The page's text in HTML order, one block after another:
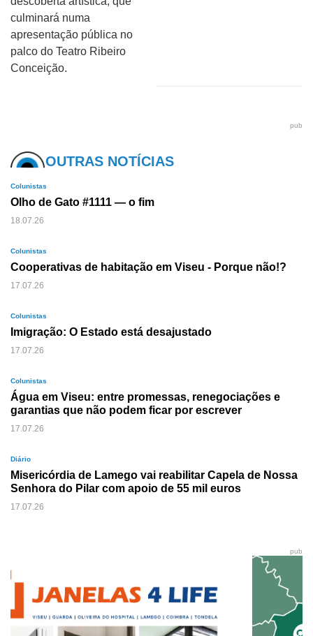
culminará numa
apresentação pública no
palco do Teatro Ribeiro
Conceição.
pub
OUTRAS NOTÍCIAS
Colunistas
Olho de Gato #1111 — o fim
18.07.26
Colunistas
Cooperativas de habitação em Viseu - Porque não!?
17.07.26
Colunistas
Imigração: O Estado está desajustado
17.07.26
Colunistas
Água em Viseu: entre promessas, renegociações e
garantias que não podem ficar por escrever
17.07.26
Diário
Misericórdia de Lamego vai reabilitar Capela de Nossa
Senhora do Pilar com apoio de 55 mil euros
17.07.26
pub